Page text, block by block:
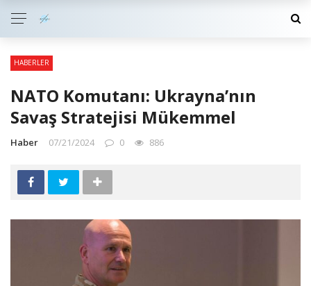
HABERLER
NATO Komutanı: Ukrayna’nın
Savaş Stratejisi Mükemmel
Haber 07/21/2024 0 886